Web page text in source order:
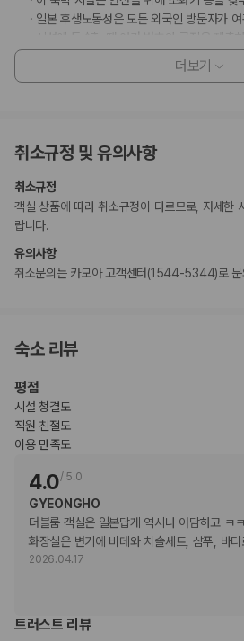
일본 후생노동성은 모든 외국인 방문자가
한, 숙박 시설의 소유주는 제출된 모든 투숙
지불 요금
체크인 또는 체크아웃 시 숙박 시설에서 다음 요
는 해당 세금이 포함될 수 있음).
도시세가 숙박 시설에서 부과될 수 있습니
박 기준 1인당 JPY 100~10,000입니다. 추
다. 자세한 내용은 예약 후 받으신 예약 확인
로 숙박 시설에 문의해 주시기 바랍니다.
부가 정보
간이/추가 침대 이용 불가
주차 높이 제한 적용
기타 선택사항
뷔페아침 식사 요금: 성인 JPY 2420, 어
셀프 주차 요금: 1박 기준 JPY 1500
위 목록에 명시되지 않은 다른 항목이 있을 수
금액일 수 있으며 변경될 수 있습니다.
현장 결제 유형 및 수단
Visa
American Express
더보기
취소규정 및 유의사항
취소규정
객실 상품에 따라 취소규정이 다르므로, 자세한
랍니다.
유의사항
취소문의는 카모아 고객센터(1544-5344)로 문
숙소 리뷰
평점
시설 청결도
직원 친절도
이용 만족도
4.0/ 5.0
GYEONGHO
더블룸 객실은 일본답게 역시나 아담하고 ㅋㅋ
화장실은 변기에 비데와 치솔세트, 샴푸, 바
2026.04.17
트러스트 리뷰